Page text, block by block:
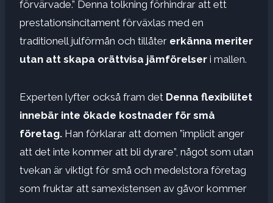
förvärvade.” Denna tolkning förhindrar att ett
prestationsincitament förväxlas med en
traditionell julförmån och tillåter erkänna meriter
utan att skapa orättvisa jämförelser i mallen.
Experten lyfter också fram det Denna flexibilitet
innebär inte ökade kostnader för små
företag. Han förklarar att domen ”implicit anger
att det inte kommer att bli dyrare”, något som utan
tvekan är viktigt för små och medelstora företag
som fruktar att samexistensen av gåvor kommer